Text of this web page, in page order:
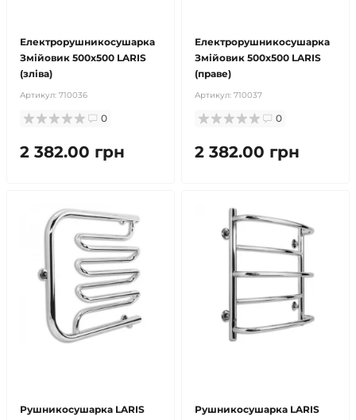
Електрорушникосушарка
Змійовик 500х500 LARIS
(зліва)
Артикул: 710036
0
2 382.00 грн
Електрорушникосушарка
Змійовик 500х500 LARIS
(праве)
Артикул: 710037
0
2 382.00 грн
Рушникосушарка LARIS
Рушникосушарка LARIS